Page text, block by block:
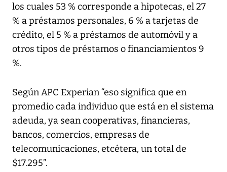
los cuales 53 % corresponde a hipotecas, el 27
% a préstamos personales, 6 % a tarjetas de
crédito, el 5 % a préstamos de automóvil y a
otros tipos de préstamos o financiamientos 9
%.
Según APC Experian “eso significa que en
promedio cada individuo que está en el sistema
adeuda, ya sean cooperativas, financieras,
bancos, comercios, empresas de
telecomunicaciones, etcétera, un total de
$17.295”.